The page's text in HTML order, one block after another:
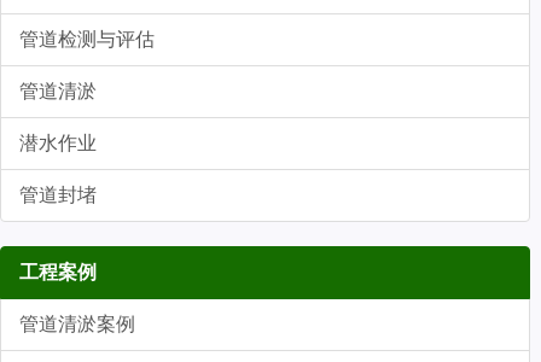
管道检测与评估
管道清淤
潜水作业
管道封堵
工程案例
管道清淤案例